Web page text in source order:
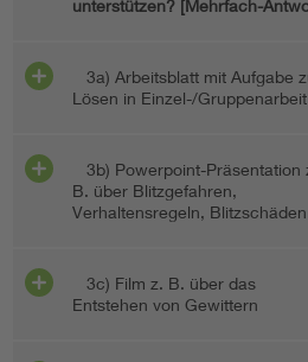
unterstützen? [Mehrfach-
3a) Arbeitsblatt mit Aufgabe
Lösen in Einzel-/Gruppenarbeit
3b) Powerpoint-Präsentation
B. über Blitzgefahren,
Verhaltensregeln, Blitzschäden
3c) Film z. B. über das
Entstehen von Gewittern